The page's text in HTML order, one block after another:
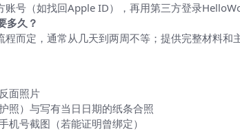
账号（如找回Apple ID），再用第三方登录
多久？
程而定，通常从几天到两周不等；提供完整材料和
面照片
照）与写有当日日期的纸条合照
机号截图（若能证明曾绑定）